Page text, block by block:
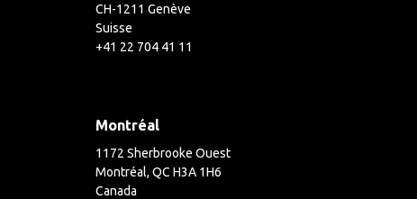
CH-1211 Genève
Suisse
+41 22 704 41 11
Montréal
1172 Sherbrooke Ouest
Montréal, QC H3A 1H6
Canada